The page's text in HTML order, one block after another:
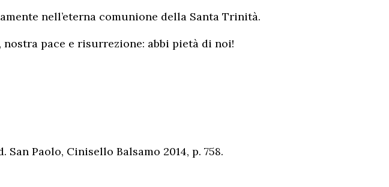
nell’eterna comunione della Santa Trinità.
pace e risurrezione: abbi pietà di noi!
San Paolo, Cinisello Balsamo 2014, p. 758.